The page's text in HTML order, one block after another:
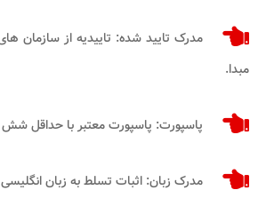
مدرک تایید شده: تاییدیه از سازمان
مبدا.
پاسپورت: پاسپورت معتبر با حداقل شش
مدرک زبان: اثبات تسلط به زبان